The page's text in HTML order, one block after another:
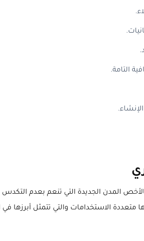
التامة.
المدن الجديدة التي تنعم بعدم
الاستخدامات والتي تتمثل أبرزها في